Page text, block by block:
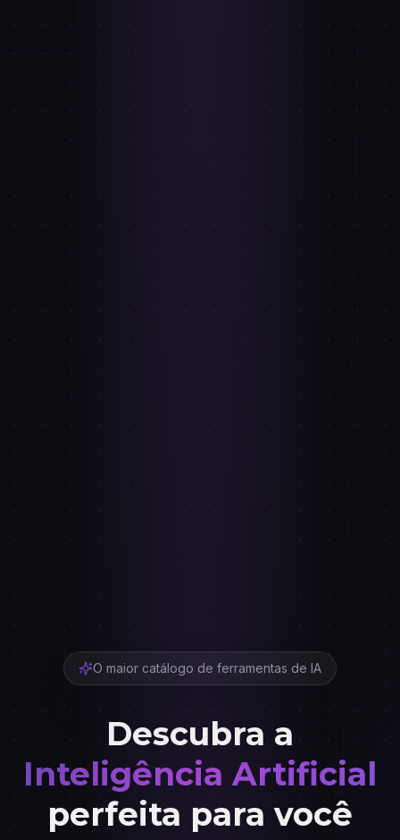
O maior catálogo de ferramentas de IA
Descubra a
Inteligência Artificial
perfeita para você